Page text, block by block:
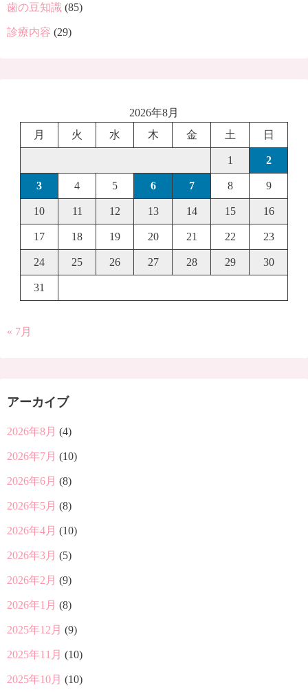
歯の豆知識 (85)
診療内容 (29)
2026年8月
月
火 水 木 金 土 日
1 2
3 4 5 6 7 8 9
10 11 12 13 14 15 16
17 18 19 20 21 22 23
24 25 26 27 28 29 30
31
« 7月
アーカイブ
2026年8月 (4)
2026年7月 (10)
2026年6月 (8)
2026年5月 (8)
2026年4月 (10)
2026年3月 (5)
2026年2月 (9)
2026年1月 (8)
2025年12月 (9)
2025年11月 (10)
2025年10月 (10)